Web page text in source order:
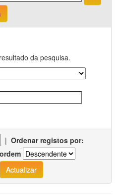
da pesquisa.
| Ordenar registos por: